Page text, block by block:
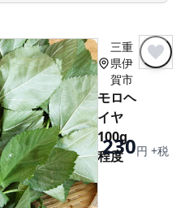
三重
県伊
賀市
モロヘ
イヤ
100g
程度
230円 +税